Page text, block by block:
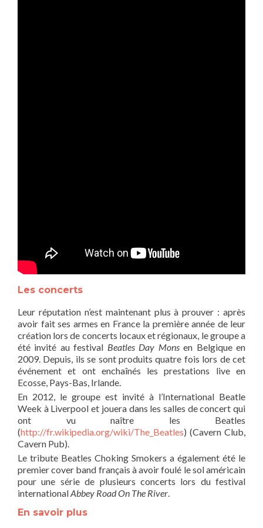
Les concerts
Leur réputation n’est maintenant plus à prouver : après
avoir fait ses armes en France la première année de leur
création lors de concerts locaux et régionaux, le groupe a
été invité au festival Beatles Day Monsen Belgique en
2009. Depuis, ils se sont produits quatre fois lors de cet
événement et ont enchaînés les prestations live en
Ecosse, Pays-Bas, Irlande.
En 2012, le groupe est invité à l’International Beatle
Week à Liverpool et jouera dans les salles de concert qui
ont vu naître les Beatles
(http://fr.wikipedia.org/wiki/The_Beatles) (Cavern Club,
Cavern Pub).
Le tribute Beatles Choking Smokers a également été le
premier cover band français à avoir foulé le sol américain
pour une série de plusieurs concerts lors du festival
internationalAbbey Road On The River.
En savoir plus